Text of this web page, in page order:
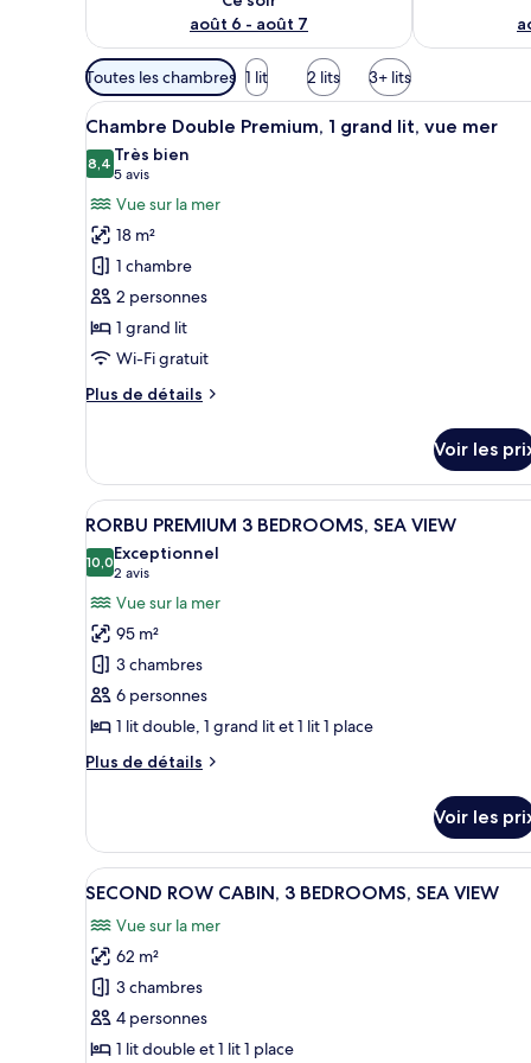
août 6 - août 7
Filtres
disponibles
pour
les
chambres
Toutes les chambres 1 lit 2 lits 3+ lits
Afficher
toutes
les
photos
pour
ce
type
de
chambre :
Chambre
Double
grand
lit,
vue
mer
Une chambre avec une
7
Chambre Double Premium, 1 grand lit, vue mer
8,48,4 sur 10
Très bien
5 avis
(5 avis)
Vue sur la mer
18 m²
1 chambre
2 personnes
1 grand lit
Wi-Fi gratuit
Plus de détails
Plus
le
type
de
chambre
Chambre
Double
Premium,
grand
lit,
vue
Voir les
Afficher
toutes
les
photos
pour
ce
type
de
chambre :
RORBU
BEDROOMS,
SEA
VIEW
Un salon moderne
16
RORBU PREMIUM 3 BEDROOMS, SEA VIEW
10,010,0 sur 10
Exceptionnel
2 avis
(2 avis)
Vue sur la mer
95 m²
3 chambres
6 personnes
1 lit double, 1 grand lit et 1 lit 1 place
Plus de détails
Plus
le
type
de
RORBU
PREMIUM
3
BEDROOMS,
SEA
VIEW
Voir les
Afficher
toutes
les
photos
pour
ce
type
Un salon moderne avec un
1
SECOND ROW CABIN, 3 BEDROOMS, SEA VIEW
Vue sur la mer
62 m²
3 chambres
4 personnes
1 lit double et 1 lit 1 place